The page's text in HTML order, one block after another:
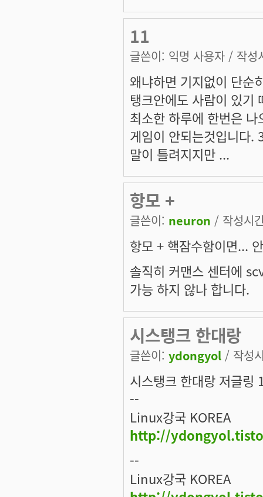
11
글쓴이: 익명 사용자 / 작성
왜냐하면 기지없이 단순
탱크안에도 사람이 있기
최소한 하루에 한번은
게임이 안되는것입니다.
말이 틀려지지만 ...
항모 +
글쓴이: neuron / 작성시
항모 + 핵잠수함이면...
솔직히 커맨스 센터에
가능 하지 않나 합니다.
시스탱크 한대랑
글쓴이: ydongyol / 작성
시스탱크 한대랑 저글링
--
Linux강국 KOREA
http://
--
Linux강국 KOREA